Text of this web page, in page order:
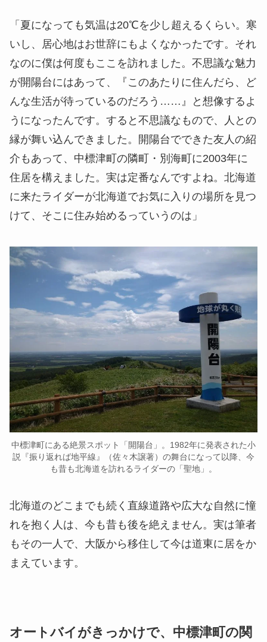
「夏になっても気温は20℃を少し超えるくらい。寒
いし、居心地はお世辞にもよくなかったです。それ
なのに僕は何度もここを訪れました。不思議な魅力
が開陽台にはあって、『このあたりに住んだら、ど
んな生活が待っているのだろう……』と想像するよ
うになったんです。すると不思議なもので、人との
縁が舞い込んできました。開陽台でできた友人の紹
介もあって、中標津町の隣町・別海町に2003年に
住居を構えました。実は定番なんですよね。北海道
に来たライダーが北海道でお気に入りの場所を見つ
けて、そこに住み始めるっていうのは」
中標津町にある絶景スポット「開陽台」。1982年に発表された小
説『振り返れば地平線』（佐々木譲著）の舞台になって以降、今
も昔も北海道を訪れるライダーの「聖地」。
北海道のどこまでも続く直線道路や広大な自然に憧
れを抱く人は、今も昔も後を絶えません。実は筆者
もその一人で、大阪から移住して今は道東に居をか
まえています。
オートバイがきっかけで、中標津町の関